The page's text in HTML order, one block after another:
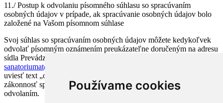
Používame cookies
11./ Postup k odvolaniu písomného súhlasu so spracúvaním
osobných údajov v prípade, ak spracúvanie osobných údajov bolo
založené na Vašom písomnom súhlase
Svoj súhlas so spracúvaním osobných údajov môžete kedykoľvek
odvolať písomným oznámením preukázateľne doručeným na adresu
sídla Prevádzkovateľa alebo emailom na adresu
sanatoriumat@sanatoriumat.sk
uviesť text „odvolanie súhlasu“) bez toho, aby to malo vplyv na
zákonnosť spracúvania založeného na súhlase udelenom pred jeho
odvolaním.